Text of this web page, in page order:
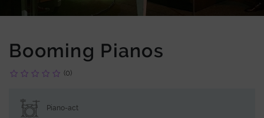
Booming Pianos
(0)
Piano-act